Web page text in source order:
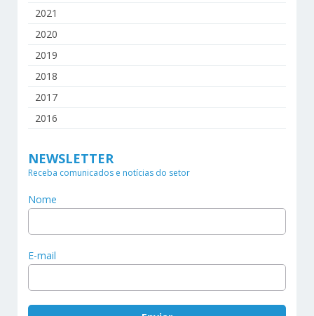
2021
2020
2019
2018
2017
2016
NEWSLETTER
Receba comunicados e notícias do setor
Nome
E-mail